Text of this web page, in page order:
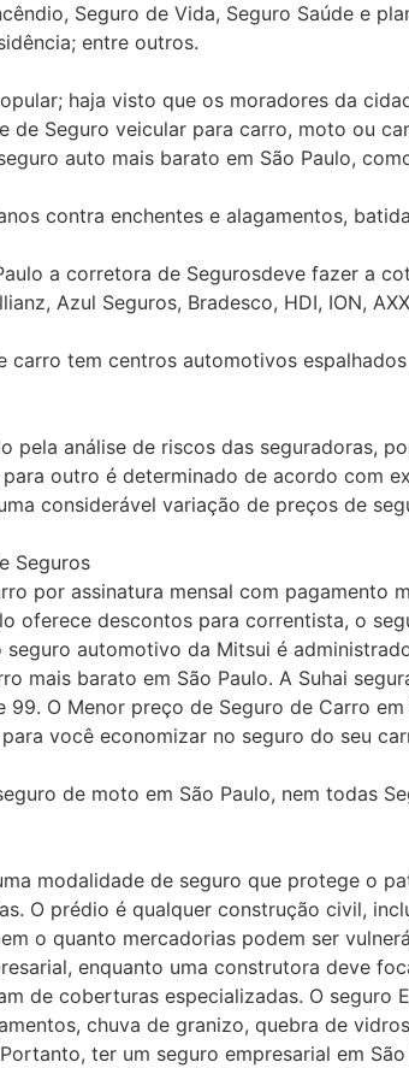
Seguro de Vida, Seguro Saúde e
entre outros.
haja visto que os moradores da
Seguro veicular para carro, moto ou
auto mais barato em São Paulo,
contra enchentes e alagamentos,
a corretora de Segurosdeve fazer a
Azul Seguros, Bradesco, HDI, ION,
carro tem centros automotivos
pela análise de riscos das seguradoras,
outro é determinado de acordo com
considerável variação de preços de
Seguros
por assinatura mensal com
oferece descontos para correntista, o
automotivo da Mitsui é
mais barato em São Paulo. A Suhai
O Menor preço de Seguro de Carro
você economizar no seguro do seu
de moto em São Paulo, nem todas
modalidade de seguro que protege o
O prédio é qualquer construção civil,
o quanto mercadorias podem ser
enquanto uma construtora deve
de coberturas especializadas. O
chuva de granizo, quebra de
ter um seguro empresarial em